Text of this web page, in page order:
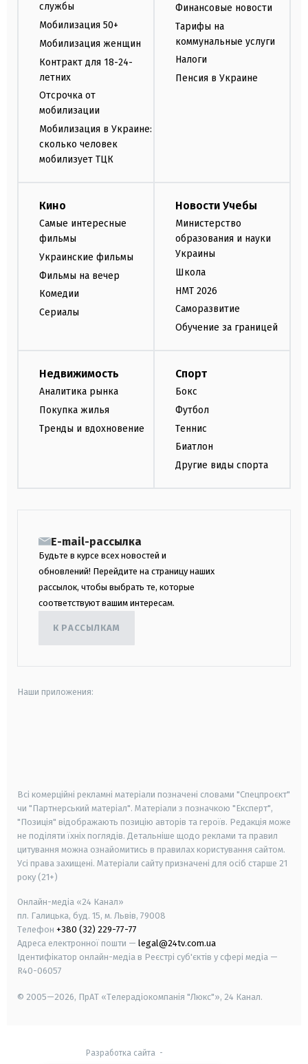
службы
Мобилизация 50+
Мобилизация женщин
Контракт для 18-24-
летних
Отсрочка от
мобилизации
Мобилизация в Украине:
сколько человек
мобилизует ТЦК
Финансовые новости
Тарифы на
коммунальные услуги
Налоги
Пенсия в Украине
Кино
Самые интересные
фильмы
Украинские фильмы
Фильмы на вечер
Комедии
Сериалы
Новости Учебы
Министерство
образования и науки
Украины
Школа
НМТ 2026
Саморазвитие
Обучение за границей
Недвижимость
Аналитика рынка
Покупка жилья
Тренды и вдохновение
Спорт
Бокс
Футбол
Теннис
Биатлон
Другие виды спорта
E-mail-рассылка
Будьте в курсе всех новостей и
обновлений! Перейдите на страницу наших
рассылок, чтобы выбрать те, которые
соответствуют вашим интересам.
К РАССЫЛКАМ
Наши приложения:
Всі комерційні рекламні матеріали позначені словами "Спецпроєкт"
чи "Партнерський матеріал". Матеріали з позначкою "Експерт",
"Позиція" відображають позицію авторів та героїв. Редакція може
не поділяти їхніх поглядів. Детальніше щодо реклами та правил
цитування можна ознайомитись в правилах користування сайтом.
Усі права захищені. Матеріали сайту призначені для осіб старше 21
року (21+)
Онлайн-медіа «24 Канал»
пл. Галицька, буд. 15, м. Львів, 79008
Телефон +380 (32) 229-77-77
Адреса електронної пошти — legal@24tv.com.ua
Ідентифікатор онлайн-медіа в Реєстрі суб'єктів у сфері медіа —
R40-06057
© 2005—2026, ПрАТ «Телерадіокомпанія "Люкс"», 24 Канал.
Разработка сайта -